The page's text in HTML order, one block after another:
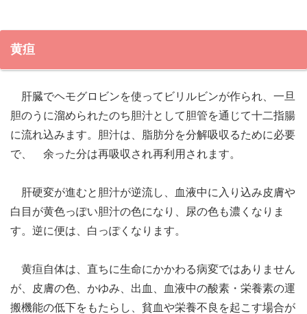
黄疸
肝臓でヘモグロビンを使ってビリルビンが作られ、一旦
胆のうに溜められたのち胆汁として胆管を通じて十二指腸
に流れ込みます。胆汁は、脂肪分を分解吸収るために必要
で、 余った分は再吸収され再利用されます。
肝硬変が進むと胆汁が逆流し、血液中に入り込み皮膚や
白目が黄色っぽい胆汁の色になり、尿の色も濃くなりま
す。逆に便は、白っぽくなります。
黄疸自体は、直ちに生命にかかわる病変ではありません
が、皮膚の色、かゆみ、出血、血液中の酸素・栄養素の運
搬機能の低下をもたらし、貧血や栄養不良を起こす場合が